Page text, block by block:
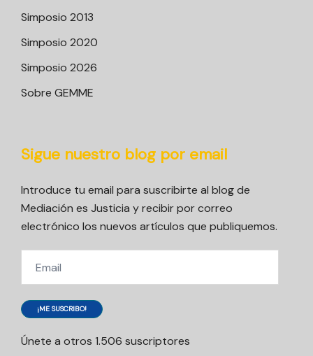
Simposio 2013
Simposio 2020
Simposio 2026
Sobre GEMME
Sigue nuestro blog por email
Introduce tu email para suscribirte al blog de
Mediación es Justicia y recibir por correo
electrónico los nuevos artículos que publiquemos.
¡ME SUSCRIBO!
Únete a otros 1.506 suscriptores